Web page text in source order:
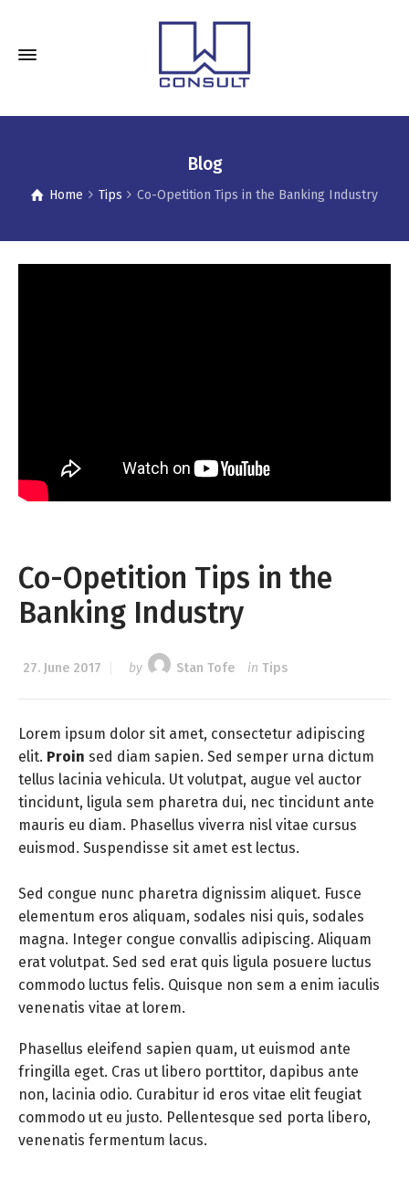
Blog
Home Tips Co-Opetition Tips in the Banking Industry
Co-Opetition Tips in the
Banking Industry
27. June 2017 by Stan Tofe in Tips
Lorem ipsum dolor sit amet, consectetur adipiscing
elit. Proin sed diam sapien. Sed semper urna dictum
tellus lacinia vehicula. Ut volutpat, augue vel auctor
tincidunt, ligula sem pharetra dui, nec tincidunt ante
mauris eu diam. Phasellus viverra nisl vitae cursus
euismod. Suspendisse sit amet est lectus.
Sed congue nunc pharetra dignissim aliquet. Fusce
elementum eros aliquam, sodales nisi quis, sodales
magna. Integer congue convallis adipiscing. Aliquam
erat volutpat. Sed sed erat quis ligula posuere luctus
commodo luctus felis. Quisque non sem a enim iaculis
venenatis vitae at lorem.
Phasellus eleifend sapien quam, ut euismod ante
fringilla eget. Cras ut libero porttitor, dapibus ante
non, lacinia odio. Curabitur id eros vitae elit feugiat
commodo ut eu justo. Pellentesque sed porta libero,
venenatis fermentum lacus.